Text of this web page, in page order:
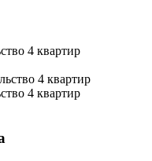
4 квартир
4 квартир
4 квартир